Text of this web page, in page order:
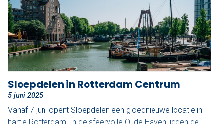
Sloepdelen in Rotterdam Centrum
5 juni 2025
Vanaf 7 juni opent Sloepdelen een gloednieuwe locatie in
hartje Rotterdam. In de sfeervolle Oude Haven liggen de